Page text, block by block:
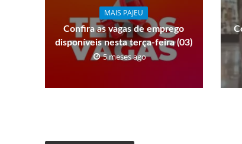
MAIS PAJEU
Confira as vagas de emprego
disponíveis nesta terça-feira (03)
5 meses ago